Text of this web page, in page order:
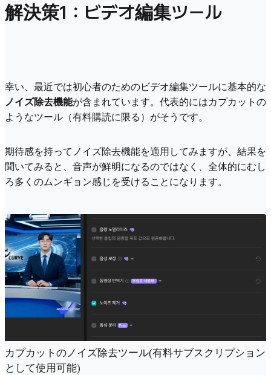
解決策1：ビデオ編集ツール
幸い、最近では初心者のためのビデオ編集ツールに基本的な
ノイズ除去機能が含まれています。代表的にはカプカットの
ようなツール（有料購読に限る）がそうです。
期待感を持ってノイズ除去機能を適用してみますが、結果を
聞いてみると、音声が鮮明になるのではなく、全体的にむし
ろ多くのムンギョン感じを受けることになります。
カプカットのノイズ除去ツール(有料サブスクリプション
として使用可能)